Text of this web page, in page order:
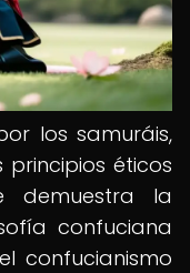
los samuráis,
éticos
demuestra la
confuciana
confucianismo